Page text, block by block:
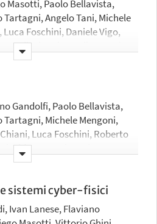
Masotti, Paolo Bellavista,
Angelo Tani, Michele
Foschini, Daniele Vigo,
Vittorio Degli Esposti,
Gandolfi, Paolo Bellavista,
Tartagni, Michele Mengoni,
Luca Foschini, Roberto
Aldo Romani, Marina
Antonio Corradi,
sistemi cyber-fisici
Ivan Lanese, Flaviano